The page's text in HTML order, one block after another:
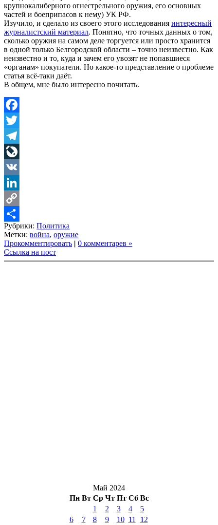
крупнокалиберного огнестрельного оружия, его основных
частей и боеприпасов к нему) УК РФ.
Изучило, и сделало из своего этого исследования интересный
журналистский материал. Понятно, что точных данных о том,
сколько оружия на самом деле торгуется или просто хранится
в одной только Белгородской области – точно неизвестно. Как
неизвестно и то, куда и зачем его увозят не попавшиеся
«органам» покупатели. Но какое-то представление о проблеме
статья всё-таки даёт.
В общем, мне было интересно почитать.
Facebook
Twitter
Telegram
LiveJournal
VK
LinkedIn
Copy
Link
Share
Рубрики: Политика
Метки: война, оружие
Прокомментировать | 0 комментарев »
Ссылка на пост
Май 2024
Пн Вт Ср Чт Пт Сб Вс
1
2 3 4
5
6
7 8 9 10 11
12